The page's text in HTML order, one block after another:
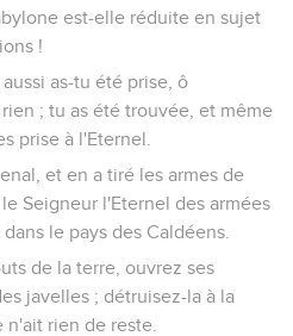
est-elle réduite en sujet
!
as-tu été prise, ô
; tu as été trouvée, et même
prise à l'Eternel.
et en a tiré les armes de
Seigneur l'Eternel des armées
le pays des Caldéens.
de la terre, ouvrez ses
javelles ; détruisez-la à la
rien de reste.